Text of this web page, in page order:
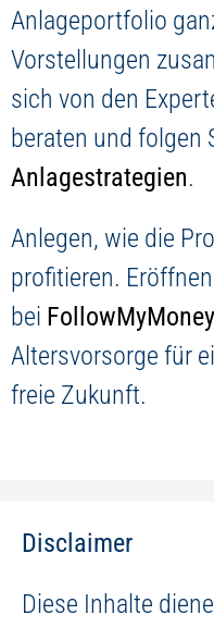
Anlageportfolio
Vorstellungen
sich von den
beraten und folgen
Anlagestrategien.
Anlegen, wie die
profitieren.
bei FollowMyMoney
Altersvorsorge für
freie Zukunft.
Disclaimer
Diese Inhalte